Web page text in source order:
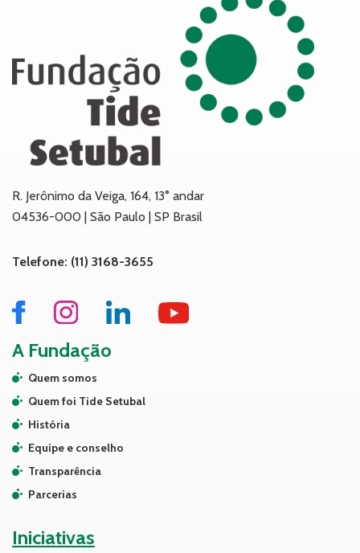
R. Jerônimo da Veiga, 164, 13° andar
04536-000 | São Paulo | SP Brasil
Telefone: (11) 3168-3655
A Fundação
Quem somos
Quem foi Tide Setubal
História
Equipe e conselho
Transparência
Parcerias
Iniciativas